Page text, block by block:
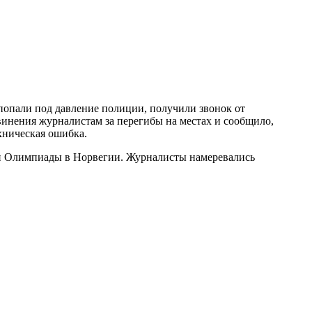
под давление полиции, получили звонок от
журналистам за перегибы на местах и сообщило,
ошибка.
Олимпиады в Норвегии. Журналисты намеревались